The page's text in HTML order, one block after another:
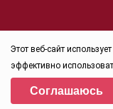
Политика
© 2026, Группа
Петербурге для детей
Этот веб-сайт
эффективно
Выберите
Минимальные
Соглашаюсь